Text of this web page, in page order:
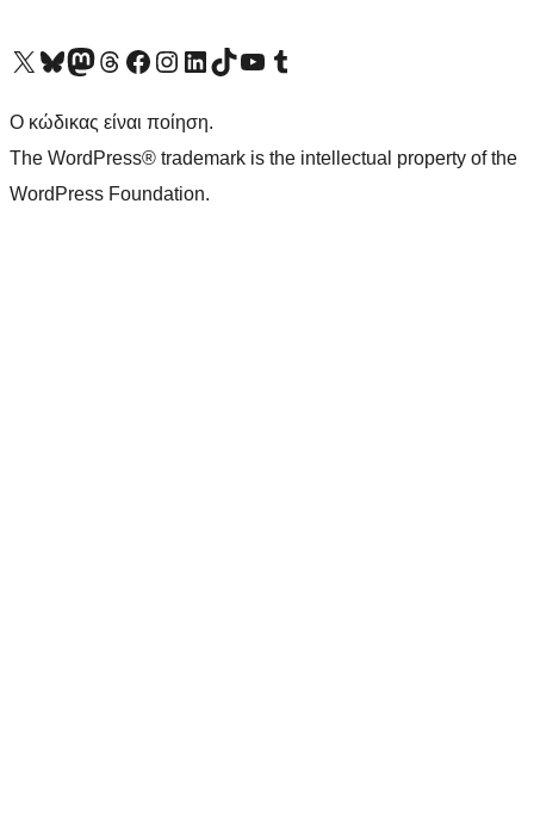
Visit our X (formerly Twitter) account
Visit our Bluesky account
Επισκεφθείτε τον λογαριασμό μας στο Mastodon
Visit our Threads account
Επισκεφτείτε τη σελίδα μας στο Facebook
Επισκεφθείτε τον λογαριασμό μας Instagram
Επισκεφθείτε τον λογαριασμό μας LinkedIn
Visit our TikTok account
Visit our YouTube channel
Visit our Tumblr account
Ο κώδικας είναι ποίηση.
The WordPress® trademark is the intellectual property of the
WordPress Foundation.